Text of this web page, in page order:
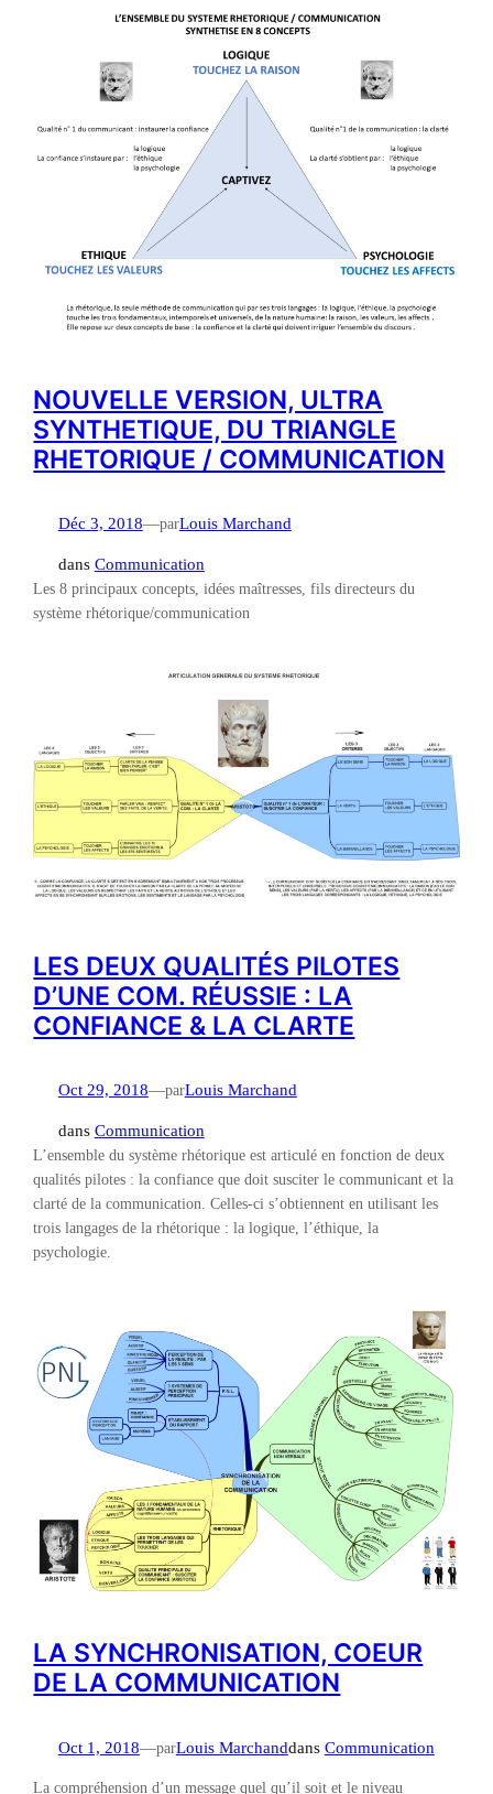
NOUVELLE VERSION, ULTRA
SYNTHETIQUE, DU TRIANGLE
RHETORIQUE / COMMUNICATION
Déc 3, 2018—parLouis Marchand
dans Communication
Les 8 principaux concepts, idées maîtresses, fils directeurs du
système rhétorique/communication
LES DEUX QUALITÉS PILOTES
D’UNE COM. RÉUSSIE : LA
CONFIANCE & LA CLARTE
Oct 29, 2018—parLouis Marchand
dans Communication
L’ensemble du système rhétorique est articulé en fonction de deux
qualités pilotes : la confiance que doit susciter le communicant et la
clarté de la communication. Celles-ci s’obtiennent en utilisant les
trois langages de la rhétorique : la logique, l’éthique, la
psychologie.
LA SYNCHRONISATION, COEUR
DE LA COMMUNICATION
Oct 1, 2018—parLouis Marchanddans Communication
La compréhension d’un message quel qu’il soit et le niveau